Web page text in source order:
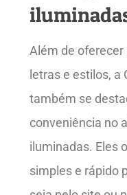
Além de
letras e estilos, a
também se
conveniência no
iluminadas. Eles
simples e rápido